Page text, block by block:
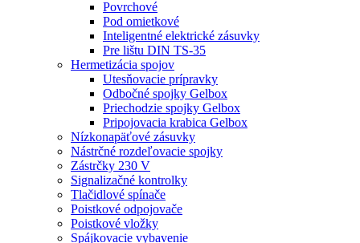
Povrchové
Pod omietkové
Inteligentné elektrické zásuvky
Pre lištu DIN TS-35
Hermetizácia spojov
Utesňovacie prípravky
Odbočné spojky Gelbox
Priechodzie spojky Gelbox
Pripojovacia krabica Gelbox
Nízkonapäťové zásuvky
Nástrčné rozdeľovacie spojky
Zástrčky 230 V
Signalizačné kontrolky
Tlačidlové spínače
Poistkové odpojovače
Poistkové vložky
Spájkovacie vybavenie